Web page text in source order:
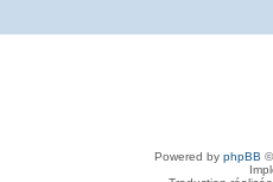
Powered by phpBB